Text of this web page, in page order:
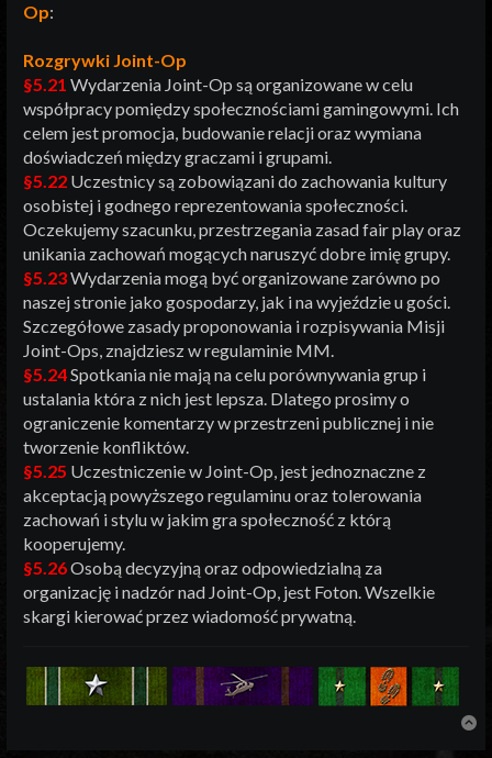
Op:
Rozgrywki Joint-Op
§5.21 Wydarzenia Joint-Op są organizowane w celu
współpracy pomiędzy społecznościami gamingowymi. Ich
celem jest promocja, budowanie relacji oraz wymiana
doświadczeń między graczami i grupami.
§5.22 Uczestnicy są zobowiązani do zachowania kultury
osobistej i godnego reprezentowania społeczności.
Oczekujemy szacunku, przestrzegania zasad fair play oraz
unikania zachowań mogących naruszyć dobre imię grupy.
§5.23Wydarzenia mogą być organizowane zarówno po
naszej stronie jako gospodarzy, jak i na wyjeździe u gości.
Szczegółowe zasady proponowania i rozpisywania Misji
Joint-Ops, znajdziesz w regulaminie MM.
§5.24Spotkania nie mają na celu porównywania grup i
ustalania która z nich jest lepsza. Dlatego prosimy o
ograniczenie komentarzy w przestrzeni publicznej i nie
tworzenie konfliktów.
§5.25 Uczestniczenie w Joint-Op, jest jednoznaczne z
akceptacją powyższego regulaminu oraz tolerowania
zachowań i stylu w jakim gra społeczność z którą
kooperujemy.
§5.26Osobą decyzyjną oraz odpowiedzialną za
organizację i nadzór nad Joint-Op, jest Foton. Wszelkie
skargi kierować przez wiadomość prywatną.